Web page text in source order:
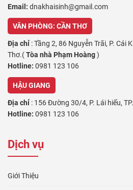
Email: dnakhaisinh@gmail.com
VĂN PHÒNG: CẦN THƠ
Địa chỉ : Tầng 2, 86 Nguyễn Trãi, P. Cái
Thơ.(Tòa nhà Phạm Hoàng)
Hotline: 0981 123 106
HẬU GIANG
Địa chỉ : 156 Đường 30/4, P. Lái hiếu,
Hotline: 0981 123 106
Địa chỉ :64 Trần Phú, Phường 4 , Thành
AN GIANG
Dịch vụ
Giới Thiệu